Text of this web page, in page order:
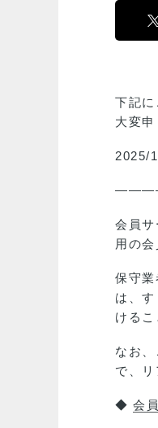
下記に
大変申
2025/
会員サ
用の
保守
は、
ける
なお
で、
◆ 会